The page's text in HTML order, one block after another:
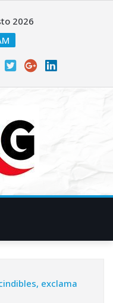
2026
exclama